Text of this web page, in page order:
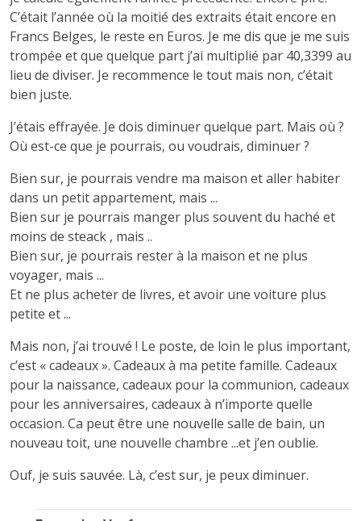
C’était l’année où la moitié des extraits était encore en
Francs Belges, le reste en Euros. Je me dis que je me suis
trompée et que quelque part j’ai multiplié par 40,3399 au
lieu de diviser. Je recommence le tout mais non, c’était
bien juste.
J’étais effrayée. Je dois diminuer quelque part. Mais où ?
Où est-ce que je pourrais, ou voudrais, diminuer ?
Bien sur, je pourrais vendre ma maison et aller habiter
dans un petit appartement, mais ...
Bien sur je pourrais manger plus souvent du haché et
moins de steack , mais ..
Bien sur, je pourrais rester à la maison et ne plus
voyager, mais ...
Et ne plus acheter de livres, et avoir une voiture plus
petite et ...
Mais non, j’ai trouvé ! Le poste, de loin le plus important,
c’est « cadeaux ». Cadeaux à ma petite famille. Cadeaux
pour la naissance, cadeaux pour la communion, cadeaux
pour les anniversaires, cadeaux à n’importe quelle
occasion. Ca peut être une nouvelle salle de bain, un
nouveau toit, une nouvelle chambre ...et j’en oublie.
Ouf, je suis sauvée. Là, c’est sur, je peux diminuer.